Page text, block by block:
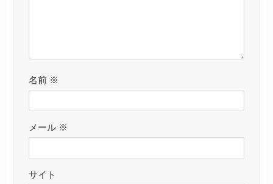
名前 ※
メール ※
サイト